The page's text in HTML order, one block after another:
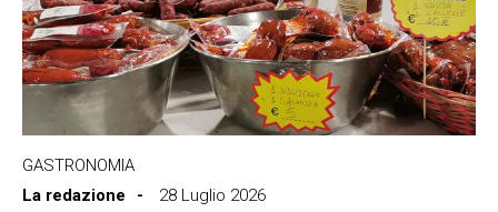
GASTRONOMIA
La redazione
28 Luglio 2026